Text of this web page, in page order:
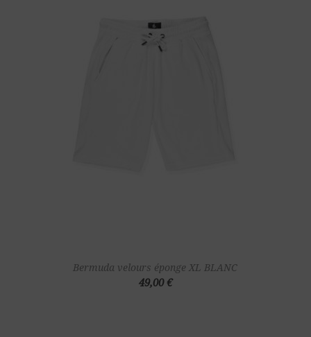
Bermuda velours éponge XL BLANC
49,00 €